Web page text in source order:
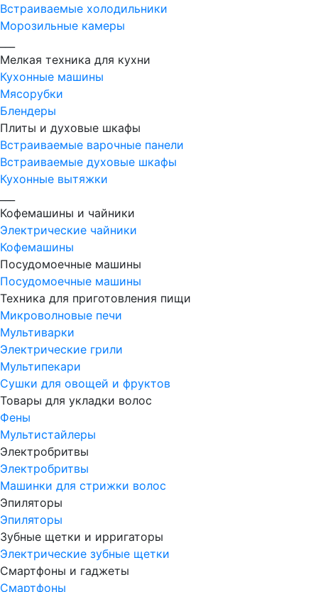
Встраиваемые холодильники
Морозильные камеры
Мелкая техника для кухни
Кухонные машины
Мясорубки
Блендеры
Плиты и духовые шкафы
Встраиваемые варочные панели
Встраиваемые духовые шкафы
Кухонные вытяжки
Кофемашины и чайники
Электрические чайники
Кофемашины
Посудомоечные машины
Посудомоечные машины
Техника для приготовления пищи
Микроволновые печи
Мультиварки
Электрические грили
Мультипекари
Сушки для овощей и фруктов
Товары для укладки волос
Фены
Мультистайлеры
Электробритвы
Электробритвы
Машинки для стрижки волос
Эпиляторы
Эпиляторы
Зубные щетки и ирригаторы
Электрические зубные щетки
Смартфоны и гаджеты
Смартфоны